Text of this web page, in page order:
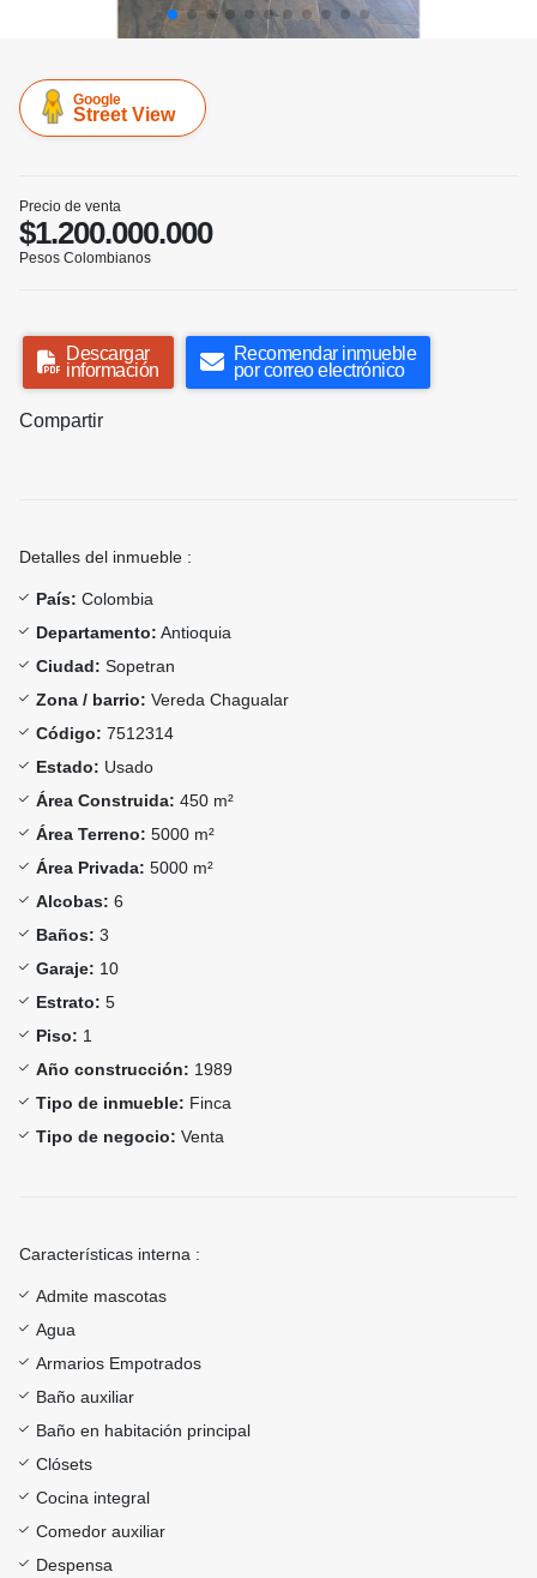
Google
Street View
Precio de venta
$1.200.000.000
Pesos Colombianos
Descargar
información
Recomendar inmueble
por correo electrónico
Compartir
Detalles del inmueble :
País: Colombia
Departamento: Antioquia
Ciudad: Sopetran
Zona / barrio: Vereda Chagualar
Código: 7512314
Estado: Usado
Área Construida: 450 m²
Área Terreno: 5000 m²
Área Privada: 5000 m²
Alcobas: 6
Baños: 3
Garaje: 10
Estrato: 5
Piso: 1
Año construcción: 1989
Tipo de inmueble: Finca
Tipo de negocio: Venta
Características interna :
Admite mascotas
Agua
Armarios Empotrados
Baño auxiliar
Baño en habitación principal
Clósets
Cocina integral
Comedor auxiliar
Despensa